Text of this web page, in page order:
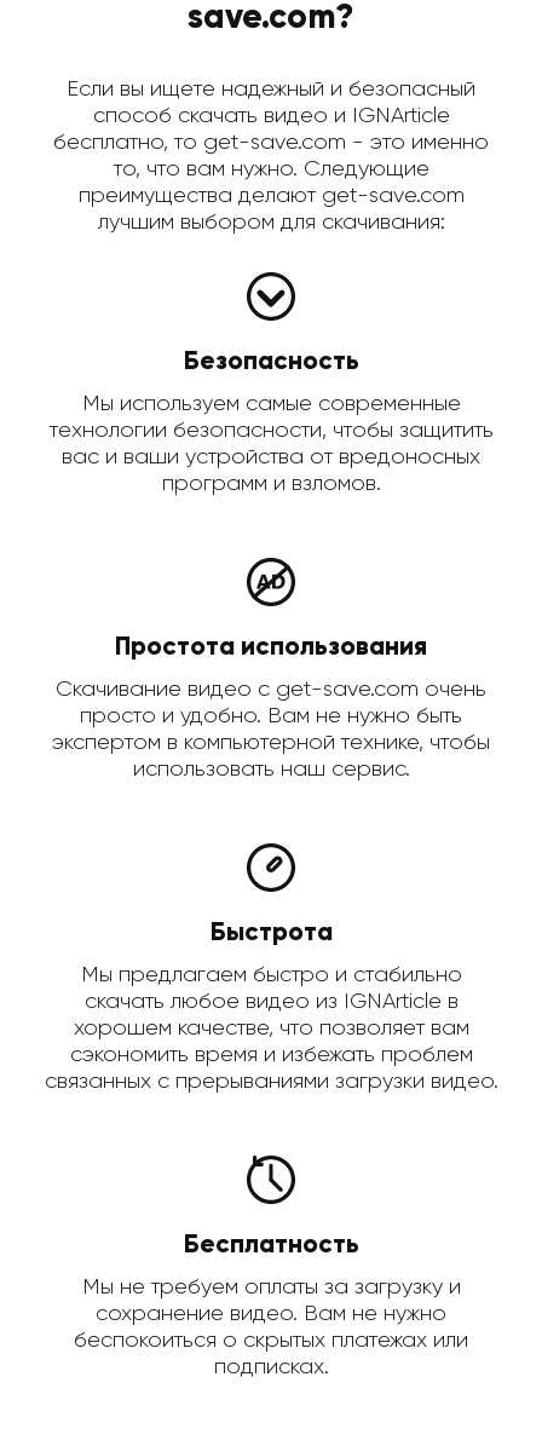
save.com?
Если вы ищете надежный и безопасный
способ скачать видео и IGNArticle
бесплатно, то get-save.com - это именно
то, что вам нужно. Следующие
преимущества делают get-save.com
лучшим выбором для скачивания:
Безопасность
Мы используем самые современные
технологии безопасности, чтобы защитить
вас и ваши устройства от вредоносных
программ и взломов.
Простота использования
Скачивание видео с get-save.com очень
просто и удобно. Вам не нужно быть
экспертом в компьютерной технике, чтобы
использовать наш сервис.
Быстрота
Мы предлагаем быстро и стабильно
скачать любое видео из IGNArticle в
хорошем качестве, что позволяет вам
сэкономить время и избежать проблем
связанных с прерываниями загрузки видео.
Бесплатность
Мы не требуем оплаты за загрузку и
сохранение видео. Вам не нужно
беспокоиться о скрытых платежах или
подписках.